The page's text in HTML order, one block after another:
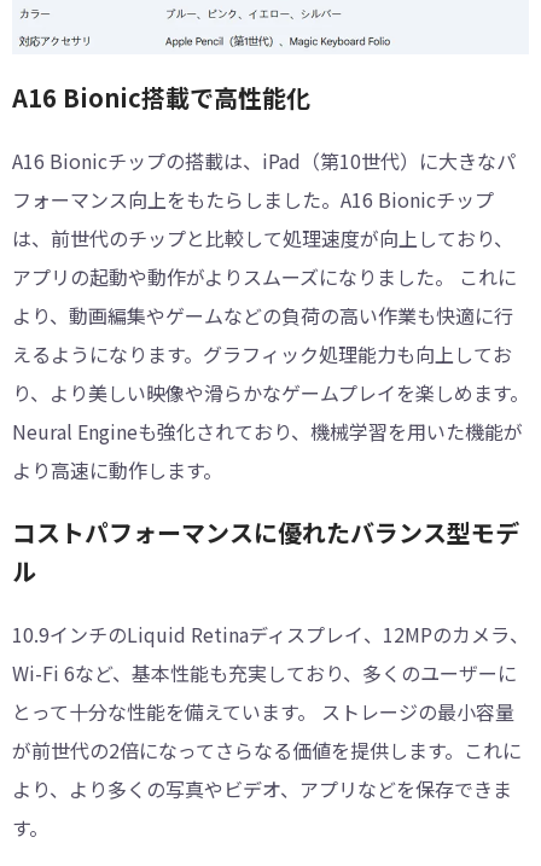
︎A16 Bionic搭載で高性能化
A16 Bionicチップの搭載は、iPad（第10世代）に大きなパ
フォーマンス向上をもたらしました。A16 Bionicチップ
は、前世代のチップと比較して処理速度が向上しており、
アプリの起動や動作がよりスムーズになりました。 これに
より、動画編集やゲームなどの負荷の高い作業も快適に行
えるようになります。グラフィック処理能力も向上してお
り、より美しい映像や滑らかなゲームプレイを楽しめます。
Neural Engineも強化されており、機械学習を用いた機能が
より高速に動作します。
︎コストパフォーマンスに優れたバランス型モデ
ル
10.9インチのLiquid Retinaディスプレイ、12MPのカメラ、
Wi-Fi 6など、基本性能も充実しており、多くのユーザーに
とって十分な性能を備えています。 ストレージの最小容量
が前世代の2倍になってさらなる価値を提供します。これに
より、より多くの写真やビデオ、アプリなどを保存できま
す。